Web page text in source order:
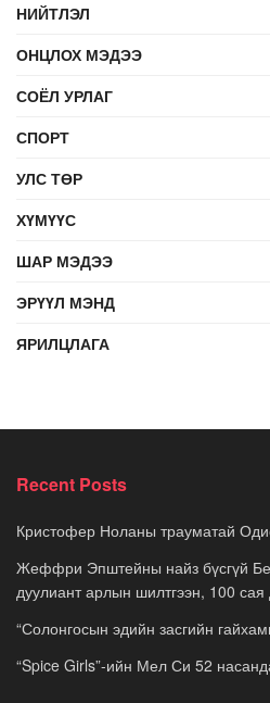
НИЙТЛЭЛ
ОНЦЛОХ МЭДЭЭ
СОЁЛ УРЛАГ
СПОРТ
УЛС ТӨР
ХҮМҮҮС
ШАР МЭДЭЭ
ЭРҮҮЛ МЭНД
ЯРИЛЦЛАГА
Recent Posts
Кристофер Ноланы трауматай
Жеффри Эпштейны найз бүсгүй
дуулиант арлын шилтгээн, 100
“Солонгосын эдийн засгийн
“Spice Girls”-ийн Мел Си 52